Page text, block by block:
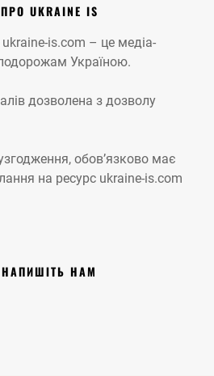
ПРО UKRAINE IS
is.com – це медіа-
Україною.
дозволена з дозволу
обов’язково має
на ресурс ukraine-is.com
НАПИШІТЬ НАМ